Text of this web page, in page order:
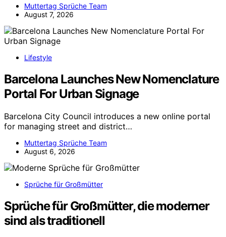
Muttertag Sprüche Team
August 7, 2026
Lifestyle
Barcelona Launches New Nomenclature
Portal For Urban Signage
Barcelona City Council introduces a new online portal
for managing street and district…
Muttertag Sprüche Team
August 6, 2026
Sprüche für Großmütter
Sprüche für Großmütter, die moderner
sind als traditionell